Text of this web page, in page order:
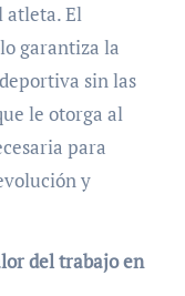
atleta. El
garantiza la
sin las
le otorga al
para
y
del trabajo en